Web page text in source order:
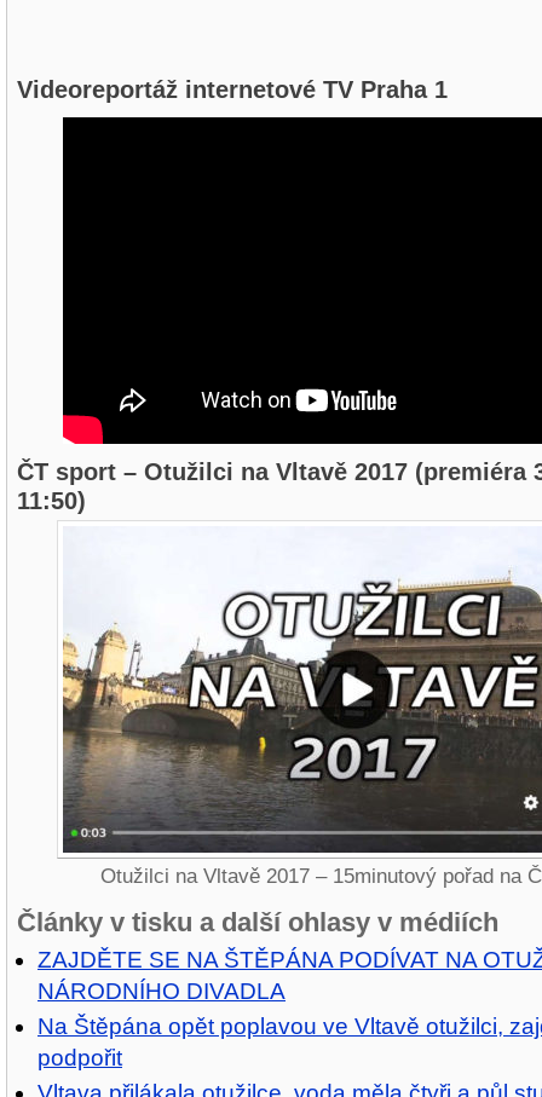
Videoreportáž internetové TV Praha 1
ČT sport – Otužilci na Vltavě 2017 (premiéra
11:50)
Otužilci na Vltavě 2017 – 15minutový pořad na
Články v tisku a další ohlasy v médiích
ZAJDĚTE SE NA ŠTĚPÁNA PODÍVAT NA
NÁRODNÍHO DIVADLA
Na Štěpána opět poplavou ve Vltavě otužilci,
podpořit